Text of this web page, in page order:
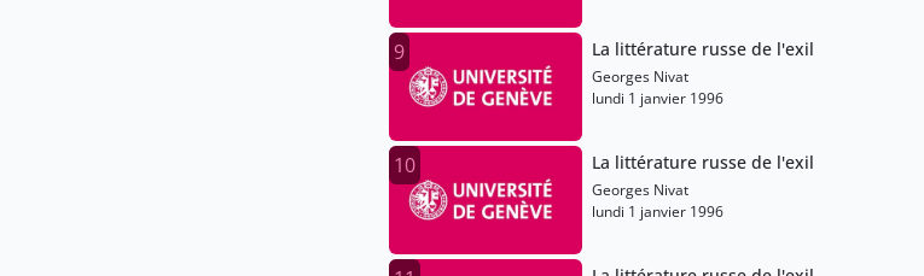
9 La littérature russe de l'exil
Georges Nivat
lundi 1 janvier 1996
10 La littérature russe de l'exil
Georges Nivat
lundi 1 janvier 1996